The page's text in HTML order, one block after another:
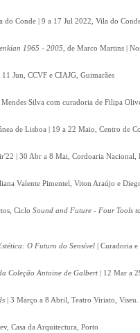
do Conde | 9 a 17 Jul 2022, Vila do
1965 - 2005 , de Marco Martins |
Jun, CCVF e CIAJG, Guimarães
Mendes Silva com curadoria de Filipa
de Lisboa | 19 a 22 Maio, Centro de
| 30 Abr a 8 Mai, Cordoaria Nacional,
Valente Pimentel, Viton Araújo e
Ciclo Sound and Future - Four Tools
O Futuro do Sensível | Curadoria
Coleção Antoine de Galbert | 12 Mar a
| 3 Março a 8 Abril, Teatro Viriato, Viseu.
Casa da Arquitectura, Porto